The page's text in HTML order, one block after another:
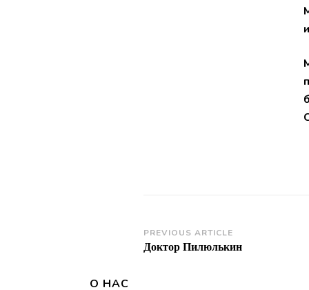
Post
Navigation
PREVIOUS ARTICLE
Доктор Пилюлькин
О НАС